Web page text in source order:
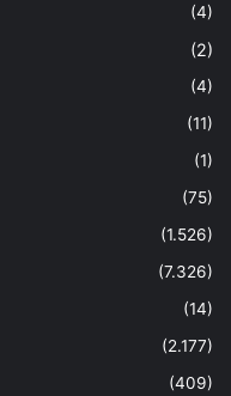
(4)
(2)
(4)
(11)
(1)
(75)
(1.526)
(7.326)
(14)
(2.177)
(409)